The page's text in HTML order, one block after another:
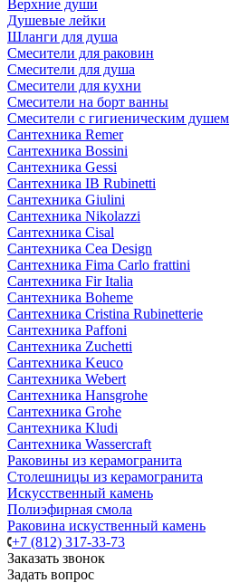
Верхние души
Душевые лейки
Шланги для душа
Смесители для раковин
Смесители для душа
Смесители для кухни
Смесители на борт ванны
Смесители с гигиеническим душем
Сантехника Remer
Сантехника Bossini
Сантехника Gessi
Сантехника IB Rubinetti
Сантехника Giulini
Сантехника Nikolazzi
Сантехника Cisal
Сантехника Cea Design
Сантехника Fima Carlo frattini
Сантехника Fir Italia
Сантехника Boheme
Сантехника Cristina Rubinetterie
Сантехника Paffoni
Сантехника Zuchetti
Сантехника Keuco
Сантехника Webert
Сантехника Hansgrohe
Сантехника Grohe
Сантехника Kludi
Сантехника Wassercraft
Раковины из керамогранита
Столешницы из керамогранита
Искусственный камень
Полиэфирная смола
Раковина искуственный камень
+7 (812) 317-33-73
Заказать звонок
Задать вопрос